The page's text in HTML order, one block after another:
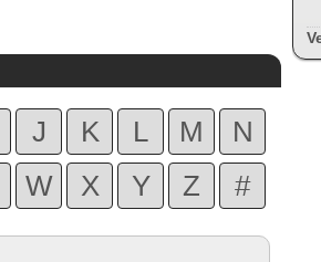
J K L M
N
W X Y Z #